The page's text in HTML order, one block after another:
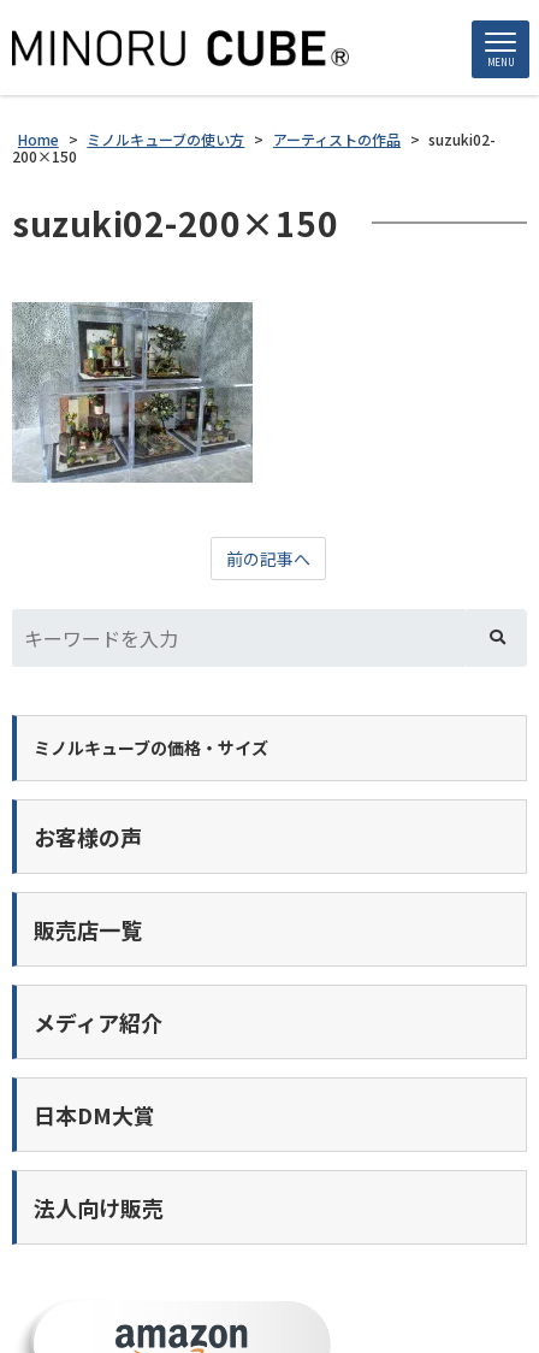
MENU
Home > ミノルキューブの使い方 > アーティストの作品 > suzuki02-
200×150
suzuki02-200×150
前の記事へ
ミノルキューブの価格・サイズ
お客様の声
販売店一覧
メディア紹介
日本DM大賞
法人向け販売